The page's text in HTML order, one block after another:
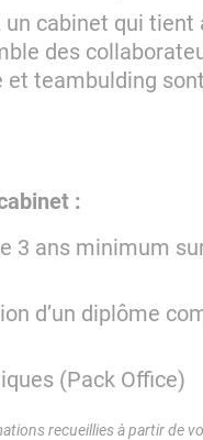
un cabinet qui
des
et teambulding
:
3 ans minimum
d’un diplôme
(Pack Office)
recueillies à partir de